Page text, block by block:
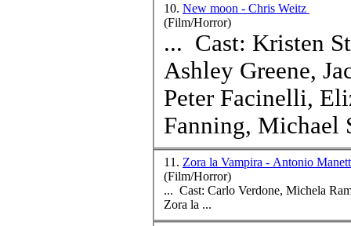
10. New moon - Chris Weitz
(Film/Horror)
... Cast: Kristen
Ashley Greene,
Peter Facinelli,
Fanning, Michael
11. Zora la Vampira - Antonio
(Film/Horror)
... Cast: Carlo Verdone, Michela Ramazzotti Genere: Horror/Commedia Durata: 105' Anno: 2001 EAN: 8017229009327
Zora la ...